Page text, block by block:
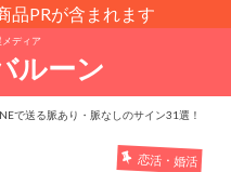
品PRが含まれます
メディア
ルーン
で送る脈あり・脈なしのサイン31選！
恋活・婚活